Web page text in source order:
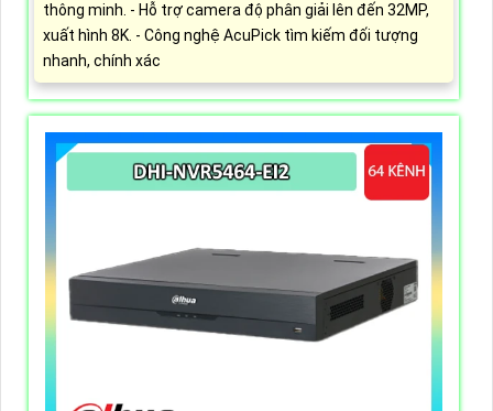
thông minh. - Hỗ trợ camera độ phân giải lên đến 32MP,
xuất hình 8K. - Công nghệ AcuPick tìm kiếm đối tượng
nhanh, chính xác